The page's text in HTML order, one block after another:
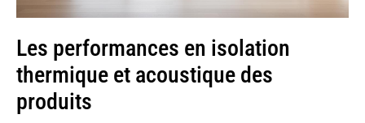
Les performances en isolation
thermique et acoustique des
produits